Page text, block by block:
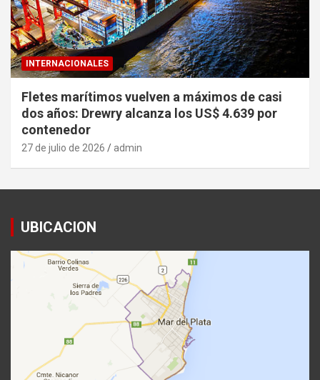
INTERNACIONALES
Fletes marítimos vuelven a máximos de casi
dos años: Drewry alcanza los US$ 4.639 por
contenedor
27 de julio de 2026 admin
UBICACION